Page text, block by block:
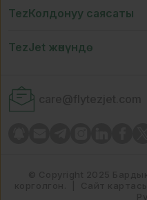
TezКолдонуу саясаты
TezJet жөнүндө